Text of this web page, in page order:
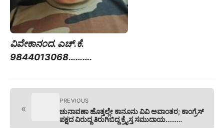
ವಿವೇಕಾನಂದ. ಎಚ್.ಕೆ.
9844013068……….
«
PREVIOUS
ಚುನಾವಣಾ ಹೊತ್ತಲ್ಲೇ ಕಾನೂನು ವಿವಿ ಅವಾಂತರ; ಕಾಂಗ್ರೆಸ್
ಪಕ್ಷದ ವಿರುದ್ದ ತಿರುಗಿಬಿದ್ದ ಕ್ರೈಸ್ತ ಸಮುದಾಯ………